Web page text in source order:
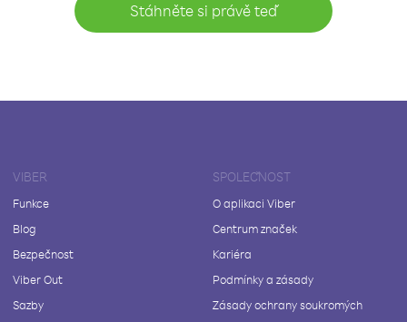
Stáhněte si právě teď
VIBER
Funkce
Blog
Bezpečnost
Viber Out
Sazby
SPOLEČNOST
O aplikaci Viber
Centrum značek
Kariéra
Podmínky a zásady
Zásady ochrany soukromých